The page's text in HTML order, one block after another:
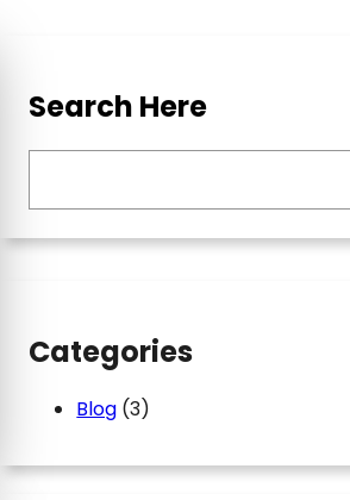
Search Here
Categories
Blog (3)